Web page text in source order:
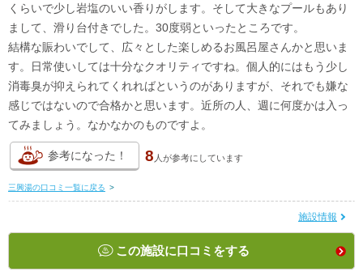
くらいで少し岩塩のいい香りがします。そして大きなプールもあり
まして、滑り台付きでした。30度弱といったところです。
結構な賑わいでして、広々とした楽しめるお風呂屋さんかと思いま
す。日常使いしては十分なクオリティですね。個人的にはもう少し
消毒臭が抑えられてくれればというのがありますが、それでも嫌な
感じではないので合格かと思います。近所の人、週に何度かは入っ
てみましょう。なかなかのものですよ。
参考になった！ 8 人が参考にしています
三興湯の口コミ一覧に戻る >
施設情報
この施設に口コミをする